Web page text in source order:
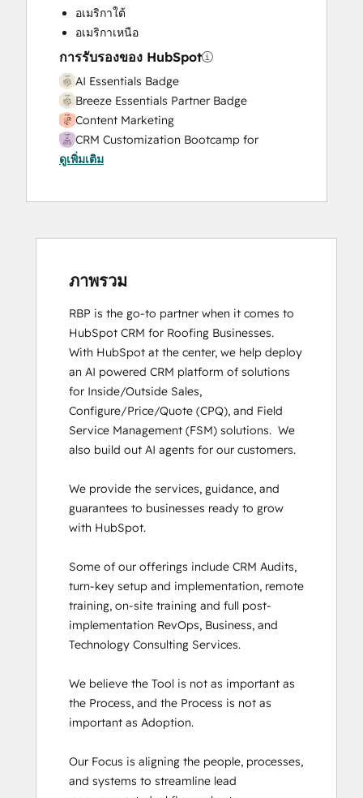
Sales Enablement
Search Engine Optimization
Social Media
Website Design
Website Development
Website Migration
อเมริกาใต้
อเมริกาเหนือ
การรับรองของ HubSpot
AI Essentials Badge
Breeze Essentials Partner Badge
Content Marketing
CRM Customization Bootcamp for
Developers
Digital Marketing
HubSpot CMS for Developers II
HubSpot Marketing Hub Software
HubSpot Reporting
HubSpot Solutions Partner
Inbound
Inbound Marketing
Inbound Marketing
Inbound Sales
Objectives-Based Onboarding
Revenue Operations
Sales Enablement
SEO II
Service Hub Software
Course
Social Media Marketing Certification II
Super Admin Bootcamp
ดูเพิ่มเติม
ภาพรวม
RBP is the go-to partner when it comes to
HubSpot CRM for Roofing Businesses.
With HubSpot at the center, we help deploy
an AI powered CRM platform of solutions
for Inside/Outside Sales,
Configure/Price/Quote (CPQ), and Field
Service Management (FSM) solutions.  We
also build out AI agents for our customers.
We provide the services, guidance, and
guarantees to businesses ready to grow
with HubSpot.
Some of our offerings include CRM Audits,
turn-key setup and implementation, remote
training, on-site training and full post-
implementation RevOps, Business, and
Technology Consulting Services.
We believe the Tool is not as important as
the Process, and the Process is not as
important as Adoption.
Our Focus is aligning the people, processes,
and systems to streamline lead